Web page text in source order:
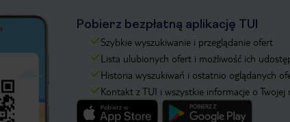
Pobierz bezpłatną aplikację TUI
Szybkie wyszukiwanie i przeglądanie ofert
Lista ulubionych ofert i możliwość ich
Historia wyszukiwań i ostatnio oglądanych
Kontakt z TUI i wszystkie informacje o Twojej